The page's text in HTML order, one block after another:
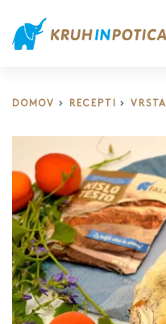
DOMOV RECEPTI VRSTA